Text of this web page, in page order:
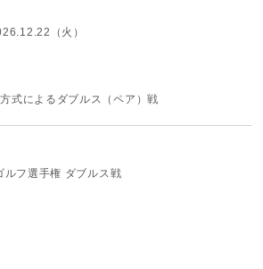
（火）
式によるダブルス（ペア）戦
フ選手権 ダブルス戦